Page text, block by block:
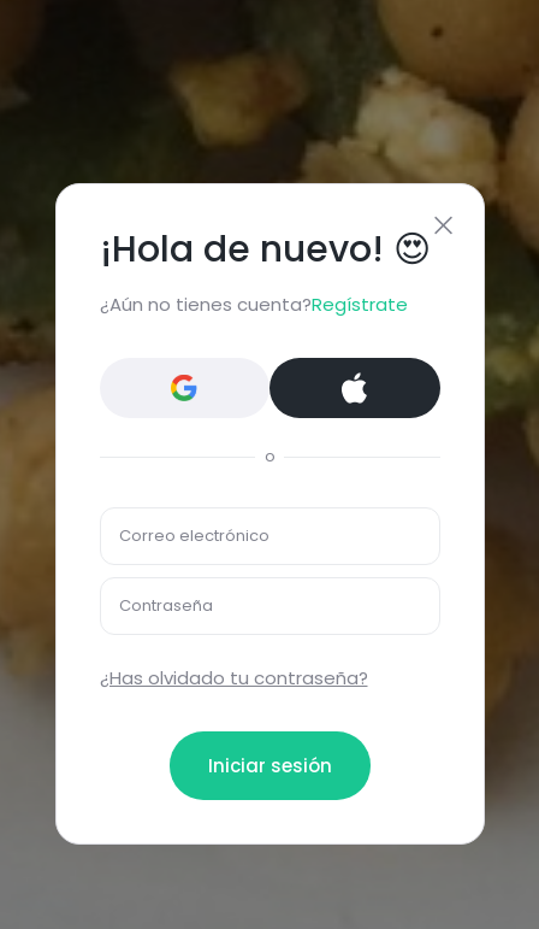
¡Hola de nuevo! 😍
¿Aún no tienes cuenta?Regístrate
o
Correo electrónico
Contraseña
¿Has olvidado tu contraseña?
Iniciar sesión